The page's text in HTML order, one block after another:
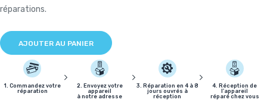
réparations.
AJOUTER AU PANIER
1. Commandez votre
réparation
2. Envoyez votre
appareil
à notre adresse
3. Réparation en 4 à 8
jours ouvrés à
réception
4. Réception de
l'appareil
réparé chez vous